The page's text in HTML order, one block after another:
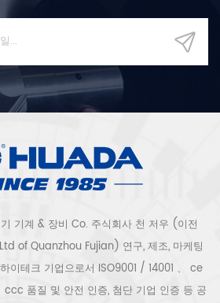
기계 & 장비 Co. 주식회사 천 저우 (이전
of Quanzhou Fujian) 연구, 제조, 마케팅
이테크 기업으로서 ISO9001 / 14001 、 ce
ccc 품질 및 안전 인증, 첨단 기업 인증 등 공